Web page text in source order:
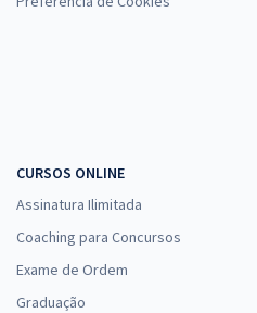
CURSOS ONLINE
Assinatura Ilimitada
Coaching para Concursos
Exame de Ordem
Graduação